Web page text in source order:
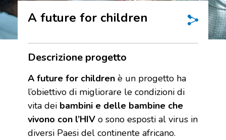
A future for children
Descrizione progetto
A future for children è un progetto ha
l’obiettivo di migliorare le condizioni di
vita dei bambini e delle bambine che
vivono con l’HIV o sono esposti al virus in
diversi Paesi del continente africano.